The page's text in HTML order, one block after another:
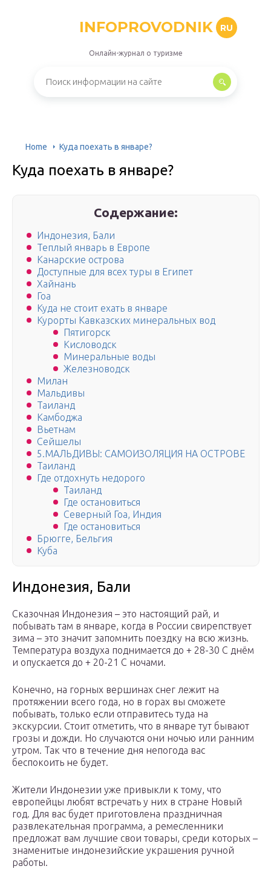
INFOPROVODNIK RU
Онлайн-журнал о туризме
Home Куда поехать в январе?
Куда поехать в январе?
Содержание:
Индонезия, Бали
Теплый январь в Европе
Канарские острова
Доступные для всех туры в Египет
Хайнань
Гоа
Куда не стоит ехать в январе
Курорты Кавказских минеральных вод
Пятигорск
Кисловодск
Минеральные воды
Железноводск
Милан
Мальдивы
Таиланд
Камбоджа
Вьетнам
Сейшелы
5.МАЛЬДИВЫ: САМОИЗОЛЯЦИЯ НА ОСТРОВЕ
Таиланд
Где отдохнуть недорого
Таиланд
Где остановиться
Северный Гоа, Индия
Где остановиться
Брюгге, Бельгия
Куба
Индонезия, Бали
Сказочная Индонезия – это настоящий рай, и
побывать там в январе, когда в России свирепствует
зима – это значит запомнить поездку на всю жизнь.
Температура воздуха поднимается до + 28-30 С днём
и опускается до + 20-21 С ночами.
Конечно, на горных вершинах снег лежит на
протяжении всего года, но в горах вы сможете
побывать, только если отправитесь туда на
экскурсии. Стоит отметить, что в январе тут бывают
грозы и дожди. Но случаются они ночью или ранним
утром. Так что в течение дня непогода вас
беспокоить не будет.
Жители Индонезии уже привыкли к тому, что
европейцы любят встречать у них в стране Новый
год. Для вас будет приготовлена праздничная
развлекательная программа, а ремесленники
предложат вам лучшие свои товары, среди которых –
знаменитые индонезийские украшения ручной
работы.